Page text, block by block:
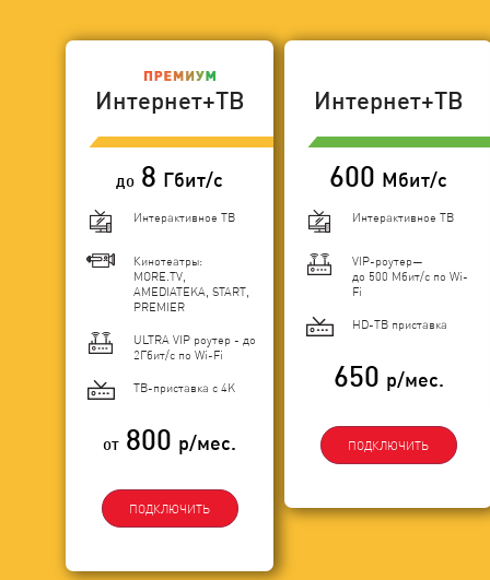
Интернет+ТВ
до 8 Гбит/с
Интерактивное ТВ
Кинотеатры:
MORE.TV,
AMEDIATEKA, START,
PREMIER
ULTRA VIP роутер - до
2Гбит/c по Wi-Fi
ТВ-приставка с 4K
от 800 р/мес.
ПОДКЛЮЧИТЬ
Интернет+ТВ
600 Мбит/с
Интерактивное ТВ
VIP-роутер—
до 500 Мбит/с по Wi-
Fi
HD-ТВ приставка
650 р/мес.
ПОДКЛЮЧИТЬ